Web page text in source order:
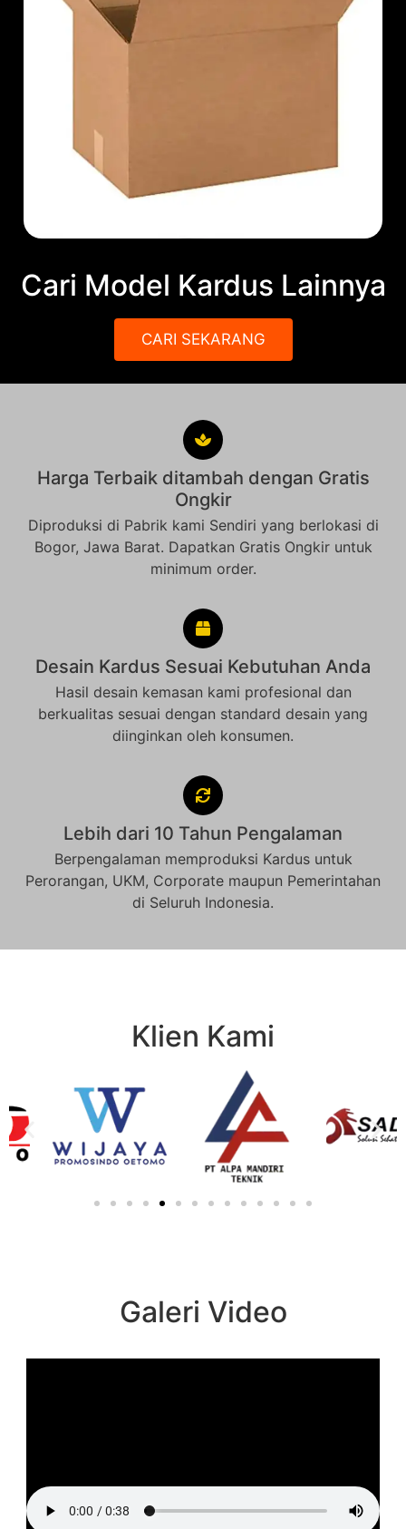
Cari Model Kardus Lainnya
CARI SEKARANG
Harga Terbaik ditambah dengan Gratis
Ongkir
Diproduksi di Pabrik kami Sendiri yang berlokasi di
Bogor, Jawa Barat. Dapatkan Gratis Ongkir untuk
minimum order.
Desain Kardus Sesuai Kebutuhan Anda
Hasil desain kemasan kami profesional dan
berkualitas sesuai dengan standard desain yang
diinginkan oleh konsumen.
Lebih dari 10 Tahun Pengalaman
Berpengalaman memproduksi Kardus untuk
Perorangan, UKM, Corporate maupun Pemerintahan
di Seluruh Indonesia.
Klien Kami
Galeri Video